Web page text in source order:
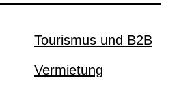
Tourismus und B2B
Vermietung